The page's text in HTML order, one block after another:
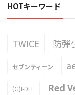
HOTキーワード
TWICE 防弾
セブンティーン
(G)I-DLE Red